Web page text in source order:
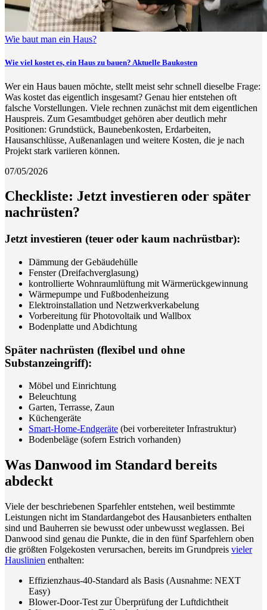
Wie baut man ein Haus?
Wie viel kostet es, ein Haus zu bauen? Aktuelle Baukosten
Wer ein Haus bauen möchte, stellt meist sehr schnell dieselbe Frage:
Was kostet das eigentlich insgesamt? Genau hier entstehen oft
falsche Vorstellungen. Viele rechnen zunächst mit dem eigentlichen
Hauspreis. Zum Gesamtbudget gehören aber deutlich mehr
Positionen: Grundstück, Baunebenkosten, Erdarbeiten,
Hausanschlüsse, Außenanlagen und weitere Kosten, die je nach
Projekt stark variieren können.
07/05/2026
Checkliste: Jetzt investieren oder später
nachrüsten?
Jetzt investieren (teuer oder kaum nachrüstbar):
Dämmung der Gebäudehülle
Fenster (Dreifachverglasung)
kontrollierte Wohnraumlüftung mit Wärmerückgewinnung
Wärmepumpe und Fußbodenheizung
Elektroinstallation und Netzwerkverkabelung
Vorbereitung für Photovoltaik und Wallbox
Bodenplatte und Abdichtung
Später nachrüsten (flexibel und ohne
Substanzeingriff):
Möbel und Einrichtung
Beleuchtung
Garten, Terrasse, Zaun
Küchengeräte
Smart-Home-Endgeräte (bei vorbereiteter Infrastruktur)
Bodenbeläge (sofern Estrich vorhanden)
Was Danwood im Standard bereits
abdeckt
Viele der beschriebenen Sparfehler entstehen, weil bestimmte
Leistungen nicht im Standardangebot des Hausanbieters enthalten
sind und Bauherren sie bewusst oder unbewusst weglassen. Bei
Danwood sind genau die Punkte, die in den fünf Sparfehlern oben
die größten Folgekosten verursachen, bereits im Grundpreis vieler
Hauslinien enthalten:
Effizienzhaus-40-Standard als Basis (Ausnahme: NEXT
Easy)
Blower-Door-Test zur Überprüfung der Luftdichtheit